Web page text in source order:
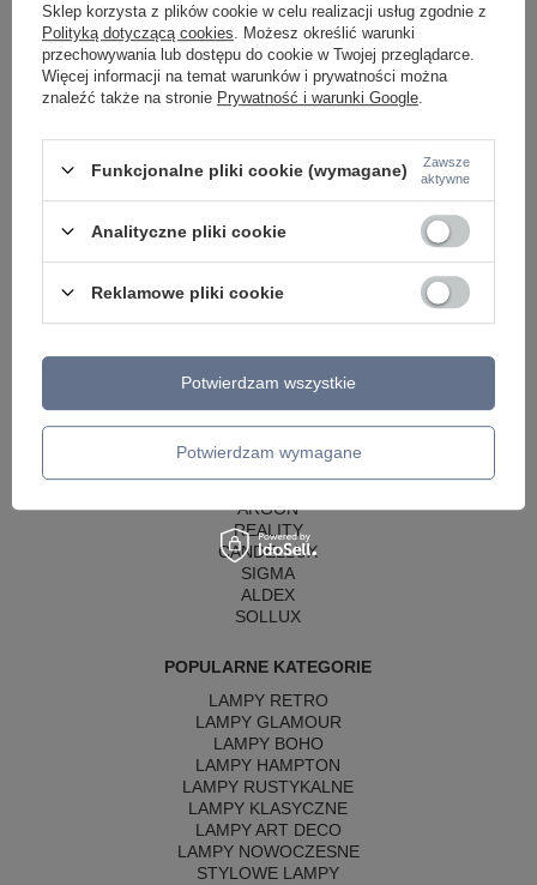
LAMPY WISZĄCE CZARNE
LAMPY WISZĄCE - OKRĘGI
KINKIETY DO SYPIALNI
LAMPY SUFITOWE OKRĄGŁE
LAMPY WISZĄCE
LAMPY WISZĄCE - ZEWNĘTRZNE
OPRAWY OGRODOWE
OŚWIETLENIE SCHODÓW ZEWNĘTRZNE
PRODUCENCI
AZZARDO
ITALUX
MAYTONI
ARGON
REALITY
CANDELLUX
SIGMA
ALDEX
SOLLUX
POPULARNE KATEGORIE
LAMPY RETRO
LAMPY GLAMOUR
LAMPY BOHO
LAMPY HAMPTON
LAMPY RUSTYKALNE
LAMPY KLASYCZNE
LAMPY ART DECO
LAMPY NOWOCZESNE
STYLOWE LAMPY
Sklep korzysta z plików cookie w celu realizacji usług zgodnie z
Polityką dotyczącą cookies . Możesz określić warunki
przechowywania lub dostępu do cookie w Twojej przeglądarce.
Więcej informacji na temat warunków i prywatności można
znaleźć także na stronie Prywatność i warunki Google
Funkcjonalne pliki cookie (wymagane)
Zawsze
aktywne
Analityczne pliki cookie
Reklamowe pliki cookie
Potwierdzam wymagane
Potwierdzam wszystkie